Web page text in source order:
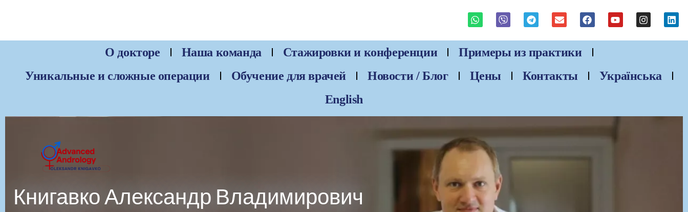
О докторе Наша команда Стажировки и конференции
Примеры из практики
Уникальные и сложные операции
Обучение для врачей Новости / Блог Цены Контакты
Українська
English
Книгавко Александр Владимирович